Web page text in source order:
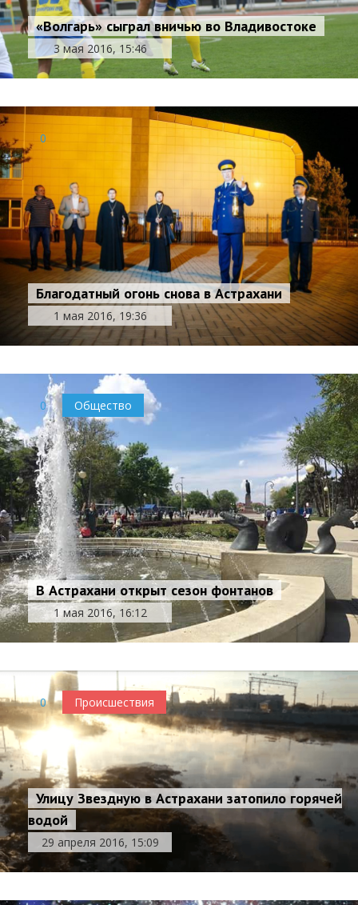
«Волгарь» сыграл вничью во Владивостоке
3 мая 2016, 15:46
0
Благодатный огонь снова в Астрахани
1 мая 2016, 19:36
0 Общество
В Астрахани открыт сезон фонтанов
1 мая 2016, 16:12
0 Происшествия
Улицу Звездную в Астрахани затопило горячей
водой
29 апреля 2016, 15:09